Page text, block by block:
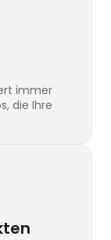
immer
die Ihre